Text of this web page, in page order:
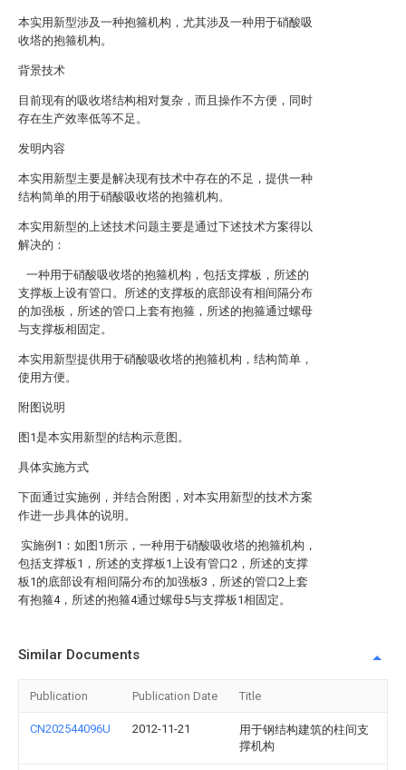
本实用新型涉及一种抱箍机构，尤其涉及一种用于硝酸吸
收塔的抱箍机构。
背景技术
目前现有的吸收塔结构相对复杂，而且操作不方便，同时
存在生产效率低等不足。
发明内容
本实用新型主要是解决现有技术中存在的不足，提供一种
结构简单的用于硝酸吸收塔的抱箍机构。
本实用新型的上述技术问题主要是通过下述技术方案得以
解决的：
一种用于硝酸吸收塔的抱箍机构，包括支撑板，所述的
支撑板上设有管口。所述的支撑板的底部设有相间隔分布
的加强板，所述的管口上套有抱箍，所述的抱箍通过螺母
与支撑板相固定。
本实用新型提供用于硝酸吸收塔的抱箍机构，结构简单，
使用方便。
附图说明
图1是本实用新型的结构示意图。
具体实施方式
下面通过实施例，并结合附图，对本实用新型的技术方案
作进一步具体的说明。
实施例1：如图1所示，一种用于硝酸吸收塔的抱箍机构，
包括支撑板1，所述的支撑板1上设有管口2，所述的支撑
板1的底部设有相间隔分布的加强板3，所述的管口2上套
有抱箍4，所述的抱箍4通过螺母5与支撑板1相固定。
Similar Documents
Publication Publication Date Title
CN202544096U 2012-11-21
用于钢结构建筑的柱间支
撑机构